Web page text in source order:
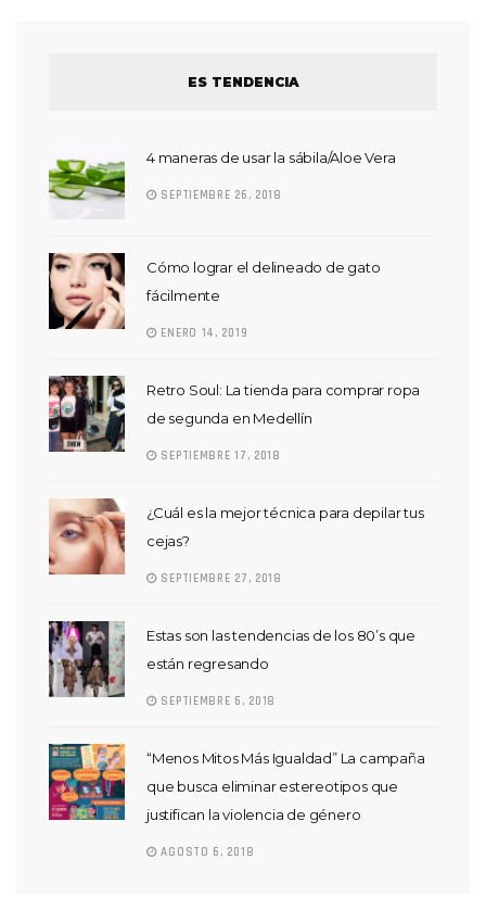
ES TENDENCIA
4 maneras de usar la sábila/Aloe Vera
SEPTIEMBRE 26, 2018
Cómo lograr el delineado de gato
fácilmente
ENERO 14, 2019
Retro Soul: La tienda para comprar ropa
de segunda en Medellín
SEPTIEMBRE 17, 2018
¿Cuál es la mejor técnica para depilar tus
cejas?
SEPTIEMBRE 27, 2018
Estas son las tendencias de los 80’s que
están regresando
SEPTIEMBRE 6, 2018
“Menos Mitos Más Igualdad” La campaña
que busca eliminar estereotipos que
justifican la violencia de género
AGOSTO 6, 2018